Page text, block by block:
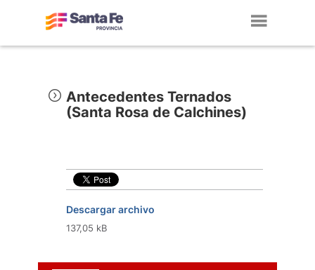
Antecedentes Ternados
(Santa Rosa de Calchines)
Descargar archivo
137,05 kB